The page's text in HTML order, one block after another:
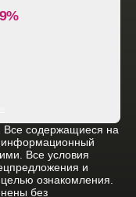
Все содержащиеся на
информационный
Все условия
и
ознакомления.
без